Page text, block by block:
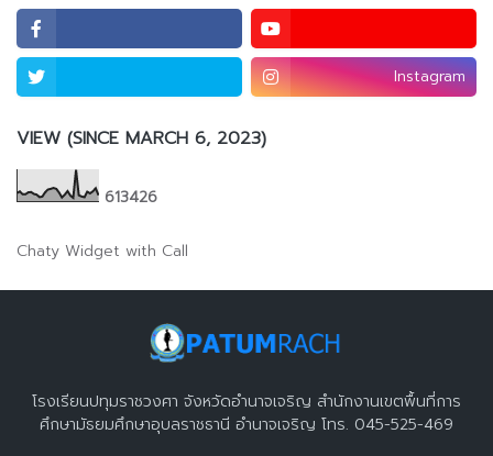
Instagram
VIEW (SINCE MARCH 6, 2023)
613426
Chaty Widget with Call
โรงเรียนปทุมราชวงศา จังหวัดอำนาจเจริญ สำนักงานเขตพื้นที่การ
ศึกษามัธยมศึกษาอุบลราชธานี อำนาจเจริญ โทร. 045-525-469